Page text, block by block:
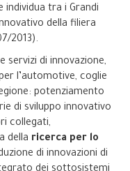
individua tra i Grandi
della filiera
2013).
servizi di innovazione,
l’automotive, coglie
potenziamento
di sviluppo innovativo
collegati,
della ricerca per lo
di innovazioni di